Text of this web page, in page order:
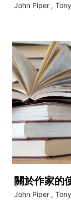
John Piper ,
關於作家的
John Piper ,